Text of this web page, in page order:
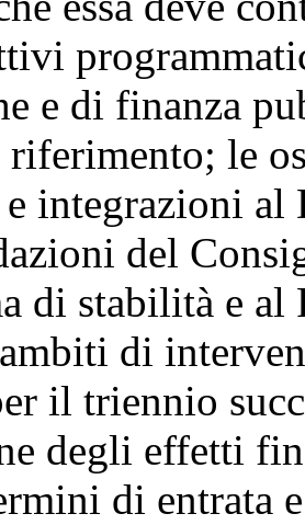
e di finanza
le
integrazioni al
del
di stabilità e
di
il triennio
degli effetti
di entrata